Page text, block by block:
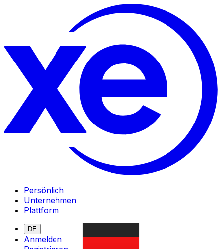
Persönlich
Unternehmen
Plattform
DE
Anmelden